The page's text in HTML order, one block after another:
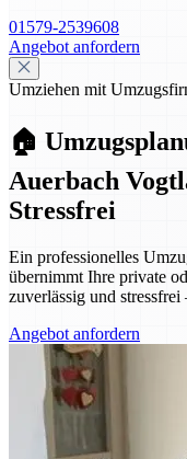
01579-2539608
Angebot anfordern
Umziehen mit
🏠
Auerbach
Stressfrei
Ein professionelles
übernimmt Ihre private
zuverlässig und
Angebot anfordern